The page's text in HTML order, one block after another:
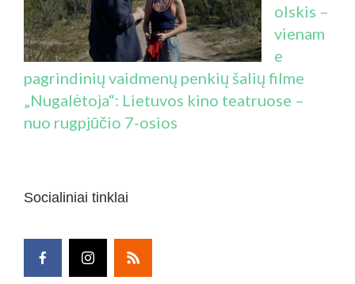
olskis –
vienam
e
pagrindinių vaidmenų penkių šalių filme
„Nugalėtoja“: Lietuvos kino teatruose –
nuo rugpjūčio 7-osios
Socialiniai tinklai